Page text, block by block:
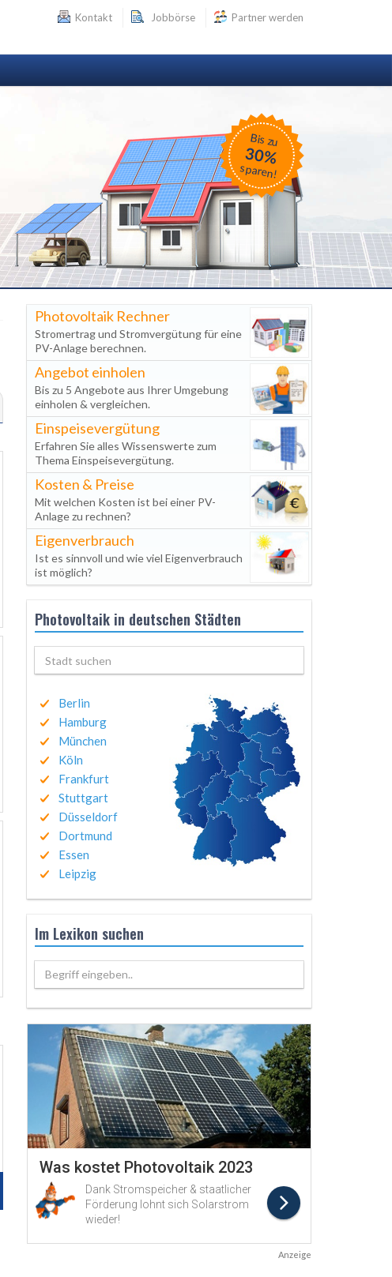
Kontakt Jobbörse Partner werden
Bis zu
30%
sparen!
Photovoltaik Rechner
Stromertrag und Stromvergütung für eine
PV-Anlage berechnen.
Angebot einholen
Bis zu 5 Angebote aus Ihrer Umgebung
einholen & vergleichen.
Einspeisevergütung
Erfahren Sie alles Wissenswerte zum
Thema Einspeisevergütung.
Kosten & Preise
Mit welchen Kosten ist bei einer PV-
Anlage zu rechnen?
Eigenverbrauch
Ist es sinnvoll und wie viel Eigenverbrauch
ist möglich?
Photovoltaik in deutschen Städten
Berlin
Hamburg
München
Köln
Frankfurt
Stuttgart
Düsseldorf
Dortmund
Essen
Leipzig
Im Lexikon suchen
Begriff eingeben..
Anzeige